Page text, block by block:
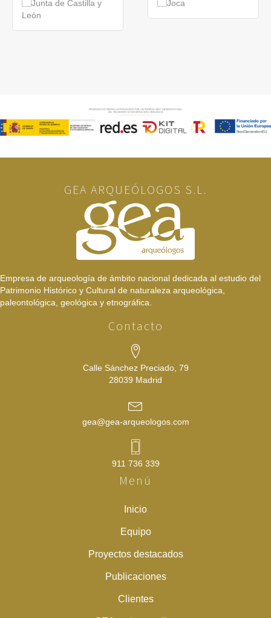
GEA ARQUEÓLOGOS S.L.
Empresa de arqueología de ámbito nacional dedicada al estudio del
Patrimonio Histórico y Cultural de naturaleza arqueológica,
paleontológica, geológica y etnográfica.
Contacto
Calle Sánchez Preciado, 79
28039 Madrid
gea@gea-arqueologos.com
911 736 339
Menú
Inicio
Equipo
Proyectos destacados
Publicaciones
Clientes